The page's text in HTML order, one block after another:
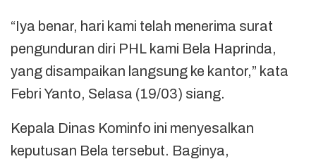
“Iya benar, hari kami telah menerima surat
pengunduran diri PHL kami Bela Haprinda,
yang disampaikan langsung ke kantor,” kata
Febri Yanto, Selasa (19/03) siang.
Kepala Dinas Kominfo ini menyesalkan
keputusan Bela tersebut. Baginya,